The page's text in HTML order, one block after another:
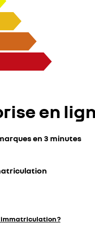
en
en 3 minutes
immatriculation ?